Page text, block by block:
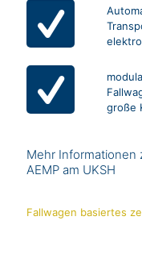
große
Mehr Informationen
AEMP am UKSH
Fallwagen basiertes